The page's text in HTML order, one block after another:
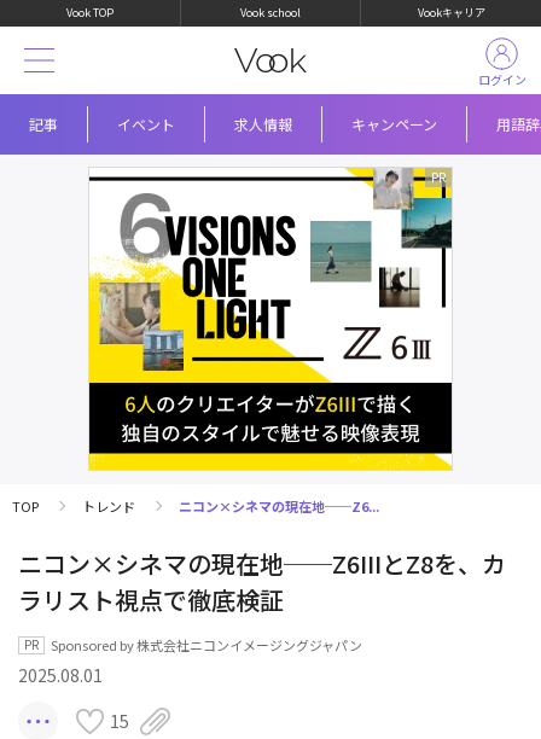
Vook TOP Vook school Vookキャリア
記事 イベント 求人情報 キャンペーン 用語
ログイン
TOP トレンド ニコン×シネマの現在地──Z6...
ニコン×シネマの現在地──Z6IIIとZ8を、カ
ラリスト視点で徹底検証
Sponsored by 株式会社ニコンイメージングジャパン
2025.08.01
15